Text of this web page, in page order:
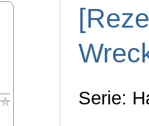
Serie: